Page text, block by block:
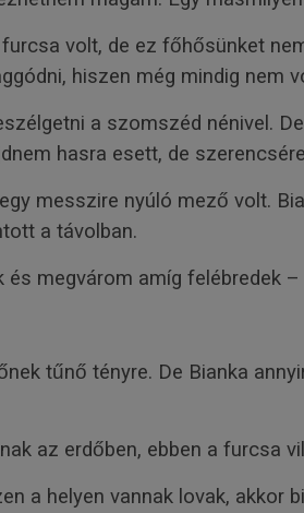
volt, de ez főhősünket
hiszen még mindig nem
a szomszéd nénivel.
hasra esett, de
messzire nyúló mező volt.
a távolban.
megvárom amíg felébredek
tűnő tényre. De Bianka
az erdőben, ebben a furcsa
a helyen vannak lovak, akkor